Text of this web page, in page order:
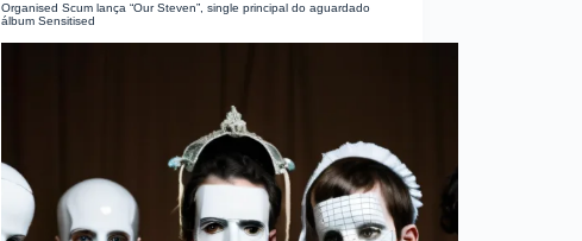
Organised Scum lança “Our Steven”, single principal do aguardado
álbum Sensitised